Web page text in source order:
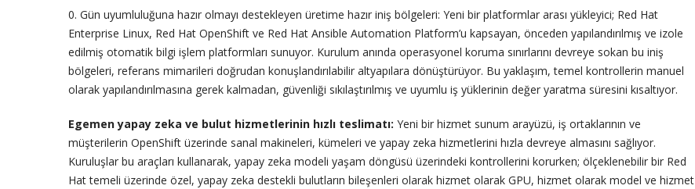
0. Gün uyumluluğuna hazır olmayı destekleyen üretime hazır iniş bölgeleri: Yeni bir platformlar arası yükleyici; Red Hat
Enterprise Linux, Red Hat OpenShift ve Red Hat Ansible Automation Platform’u kapsayan, önceden yapılandırılmış ve izole
edilmiş otomatik bilgi işlem platformları sunuyor. Kurulum anında operasyonel koruma sınırlarını devreye sokan bu iniş
bölgeleri, referans mimarileri doğrudan konuşlandırılabilir altyapılara dönüştürüyor. Bu yaklaşım, temel kontrollerin manuel
olarak yapılandırılmasına gerek kalmadan, güvenliği sıkılaştırılmış ve uyumlu iş yüklerinin değer yaratma süresini kısaltıyor.
Egemen yapay zeka ve bulut hizmetlerinin hızlı teslimatı: Yeni bir hizmet sunum arayüzü, iş ortaklarının ve
müşterilerin OpenShift üzerinde sanal makineleri, kümeleri ve yapay zeka hizmetlerini hızla devreye almasını sağlıyor.
Kuruluşlar bu araçları kullanarak, yapay zeka modeli yaşam döngüsü üzerindeki kontrollerini korurken; ölçeklenebilir bir Red
Hat temeli üzerinde özel, yapay zeka destekli bulutların bileşenleri olarak hizmet olarak GPU, hizmet olarak model ve hizmet